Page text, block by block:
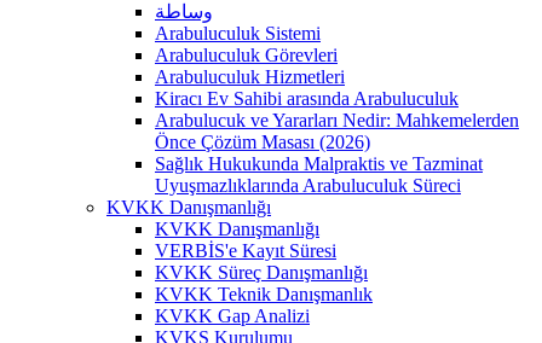
وساطة
Arabuluculuk Sistemi
Arabuluculuk Görevleri
Arabuluculuk Hizmetleri
Kiracı Ev Sahibi arasında Arabuluculuk
Arabulucuk ve Yararları Nedir: Mahkemelerden
Önce Çözüm Masası (2026)
Sağlık Hukukunda Malpraktis ve Tazminat
Uyuşmazlıklarında Arabuluculuk Süreci
KVKK Danışmanlığı
KVKK Danışmanlığı
VERBİS'e Kayıt Süresi
KVKK Süreç Danışmanlığı
KVKK Teknik Danışmanlık
KVKK Gap Analizi
KVKS Kurulumu